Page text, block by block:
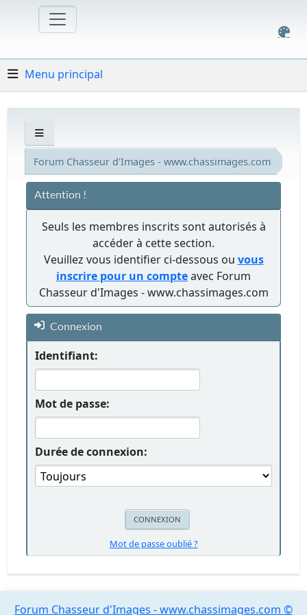
Menu principal
Forum Chasseur d'Images - www.chassimages.com
Attention !
Seuls les membres inscrits sont autorisés à
accéder à cette section.
Veuillez vous identifier ci-dessous ou vous
inscrire pour un compteavec Forum
Chasseur d'Images - www.chassimages.com
Connexion
Identifiant:
Mot de passe:
Durée de connexion:
Mot de passe oublié ?
Forum Chasseur d'Images - www.chassimages.com ©